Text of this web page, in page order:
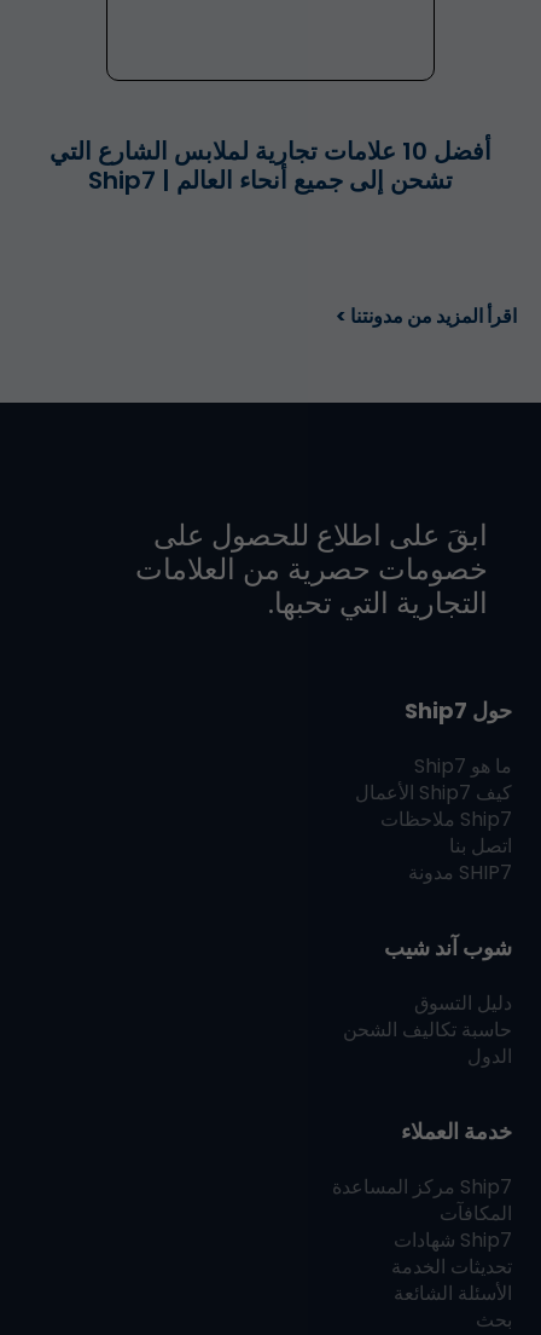
أفضل 10 علامات تجارية لملابس الشارع التي
تشحن إلى جميع أنحاء العالم | Ship7
اقرأ المزيد من مدونتنا >
ابقَ على اطلاع للحصول على
خصومات حصرية من العلامات
التجارية التي تحبها.
حول Ship7
ما هو Ship7
كيف Ship7 الأعمال
Ship7 ملاحظات
اتصل بنا
SHIP7 مدونة
شوب آند شيب
دليل التسوق
حاسبة تكاليف الشحن
الدول
خدمة العملاء
Ship7 مركز المساعدة
المكافآت
Ship7 شهادات
تحديثات الخدمة
الأسئلة الشائعة
بحث